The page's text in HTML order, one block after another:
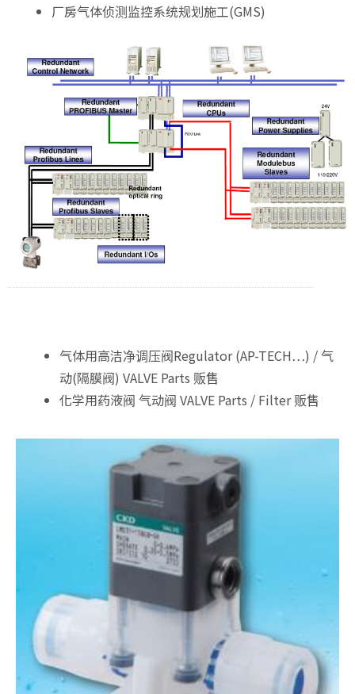
厂房气体侦测监控系统规划施工(GMS)
气体用高洁净调压阀Regulator (AP-TECH…) / 气
动(隔膜阀) VALVE Parts 贩售
化学用药液阀 气动阀 VALVE Parts / Filter 贩售